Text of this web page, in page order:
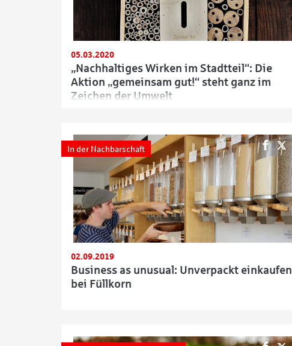
05.03.2020
„Nachhaltiges Wirken im Stadtteil“: Die
Aktion „gemeinsam gut!“ steht ganz im
Zeichen der Umwelt
In der Nachbarschaft
02.09.2019
Business as unusual: Unverpackt einkaufen
bei Füllkorn